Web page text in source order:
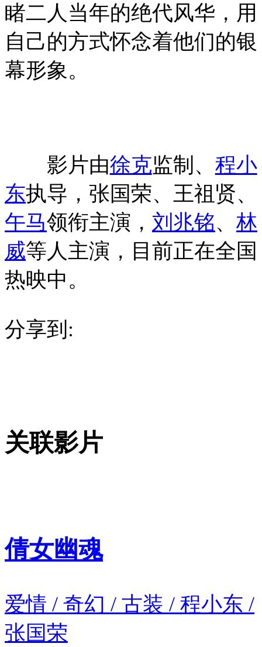
睹二人当年的绝代风华，用
自己的方式怀念着他们的银
幕形象。
影片由徐克监制、 程小
东执导，张国荣、王祖贤、
午马领衔主演， 刘兆铭、 林
威等人主演，目前正在全国
热映中。
分享到:
关联影片
倩女幽魂
爱情 / 奇幻 / 古装 / 程小东 /
张国荣